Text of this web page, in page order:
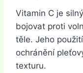
Vitamin C je
bojovat proti
těle. Jeho
ochránění
texturu.